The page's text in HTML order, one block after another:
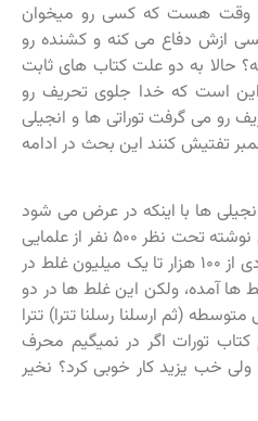
وقت هست که کسی رو میخوان
ازش دفاع می کنه و کشنده رو
حالا به دو علت کتاب های ثابت
است که خدا جلوی تحریف رو
رو می گرفت توراتی ها و انجیلی
تفتیش کنند این بحث در ادامه
ها با اینکه در عرض می شود
که (35:54) کتاب های انگلیسی نوشته تحت نظر ۵۰۰ نفر از علمایی
که بیشتر مسیحی بودند و یهودی از ۱۰۰ هزار تا یک میلیون غلط در
ها آمده، ولکن این غلط ها در دو
(ثم ارسلنا رسلنا تترا) تترا
کتاب تورات اگر در نمیگیم محرف
خب یزید کار خوبی کرد؟ نخیر